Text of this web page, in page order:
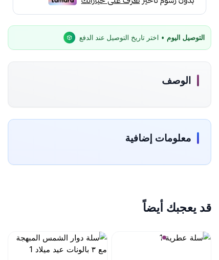
التوصيل اليوم • اختر تاريخ التوصيل عند الدفع
الوصف
معلومات إضافية
قد يعجبك أيضاً